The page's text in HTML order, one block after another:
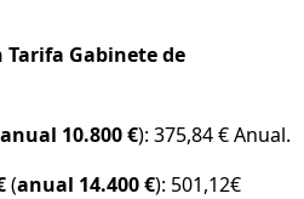
Tarifa Gabinete de
anual 10.800 €): 375,84 € Anual.
(anual 14.400 €): 501,12€